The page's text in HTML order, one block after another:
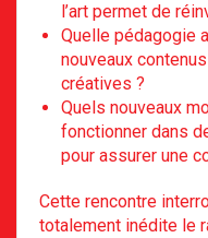
l’art permet de
Quelle pédagogie
nouveaux
créatives ?
Quels nouveaux
fonctionner dans
pour assurer une
Cette rencontre
totalement inédite le